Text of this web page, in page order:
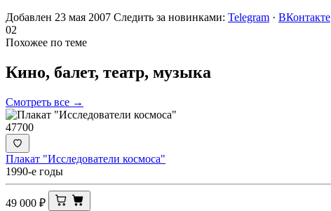
Добавлен 23 мая 2007 Следить за новинками: Telegram · ВКонтакте
02
Похожее по теме
Кино, балет, театр, музыка
Смотреть все →
47700
Плакат "Исследователи космоса"
1990-е годы
49 000 ₽